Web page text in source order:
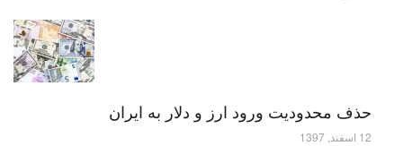
حذف محدودیت ورود ارز و دلار به ایران
12 اسفند, 1397